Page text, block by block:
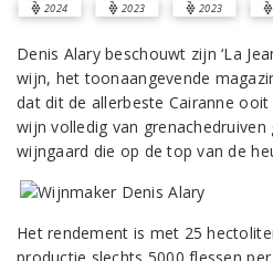
2024 2023 2023
Denis Alary beschouwt zijn ‘La
wijn, het toonaangevende
dat dit de allerbeste Cairanne ooit
wijn volledig van grenachedruiven
wijngaard die op de top van de
Het rendement is met 25